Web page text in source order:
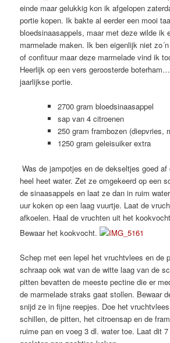
einde maar gelukkig kon ik afgelopen
portie kopen. Ik bakte al eerder een mooi
bloedsinaasappels, maar met deze wilde ik
marmelade maken. Ik ben eigenlijk niet
of confituur maar deze marmelade vind ik
Heerlijk op een vers geroosterde
jaarlijkse portie.
2700 gram bloedsinaasappel
sap van 4 citroenen
250 gram frambozen (diepvries,
1250 gram geleisuiker extra
Was de jampotjes en de dekseltjes goed
heel heet water. Zet ze omgekeerd op een
de sinaasappels en laat ze dan in ruim
uur koken op een laag vuurtje. Laat de
afkoelen. Haal de vruchten uit het
Bewaar het kookvocht.
Schep met een lepel het vruchtvlees en de
schraap ook wat van de witte laag van de
pitten bevatten de meeste pectine die er
de marmelade straks gaat stollen. Bewaar
snijd ze in fijne reepjes. Doe het
schillen, de pitten, het citroensap en de
ruime pan en voeg 3 dl. water toe. Laat dit